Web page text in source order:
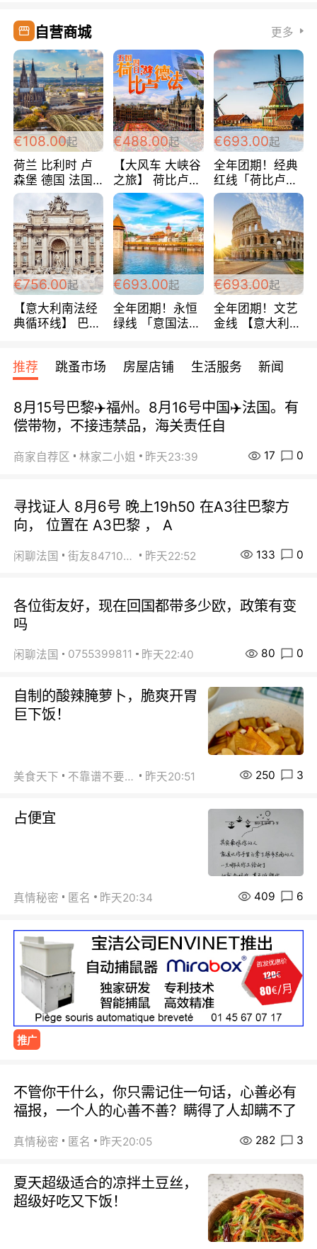
自营商城 更多
€108.00起
荷兰 比利时 卢
森堡 德国 法国
超爽玩遍西欧 循
环线 全程四星宾
馆 108欧/人/天
€488.00起
【大风车 大峡谷
之旅】 荷比卢德
法 巴黎上下 经
典五国四日游
488欧/人
€693.00起
全年团期！经典
红线「荷比卢德
法」七天循环 五
国 仅售99欧/人/
天！巴黎上下！
包拼房~
€756.00起
【意大利南法经
典循环线】 巴黎
宾馆 108欧/天起
全程756欧/位
€693.00起
全年团期！永恒
绿线 「意国法
欧/天起 ~包拼房
€693.00起
全年团期！文艺
金线 【意大利一
每周铁发！
推荐 跳蚤市场 房屋店铺 生活服务 新闻
8月15号巴黎✈️福州。8月16号中国✈️法国。有
偿带物，不接违禁品，海关责任自
商家自荐区 林家二小姐 昨天23:39 17 0
寻找证人 8月6号 晚上19h50 在A3往巴黎方
向， 位置在 A3巴黎 ， A
闲聊法国 街友84710671 昨天22:52 133 0
各位街友好，现在回国都带多少欧，政策有变
吗
闲聊法国 0755399811 昨天22:40 80 0
自制的酸辣腌萝卜，脆爽开胃
巨下饭！
美食天下 不靠谱不要联系 昨天20:51 250 3
占便宜
真情秘密 匿名 昨天20:34 409 6
推广
不管你干什么，你只需记住一句话，心善必有
福报，一个人的心善不善？瞒得了人却瞒不了
真情秘密 匿名 昨天20:05 282 3
夏天超级适合的凉拌土豆丝，
超级好吃又下饭！